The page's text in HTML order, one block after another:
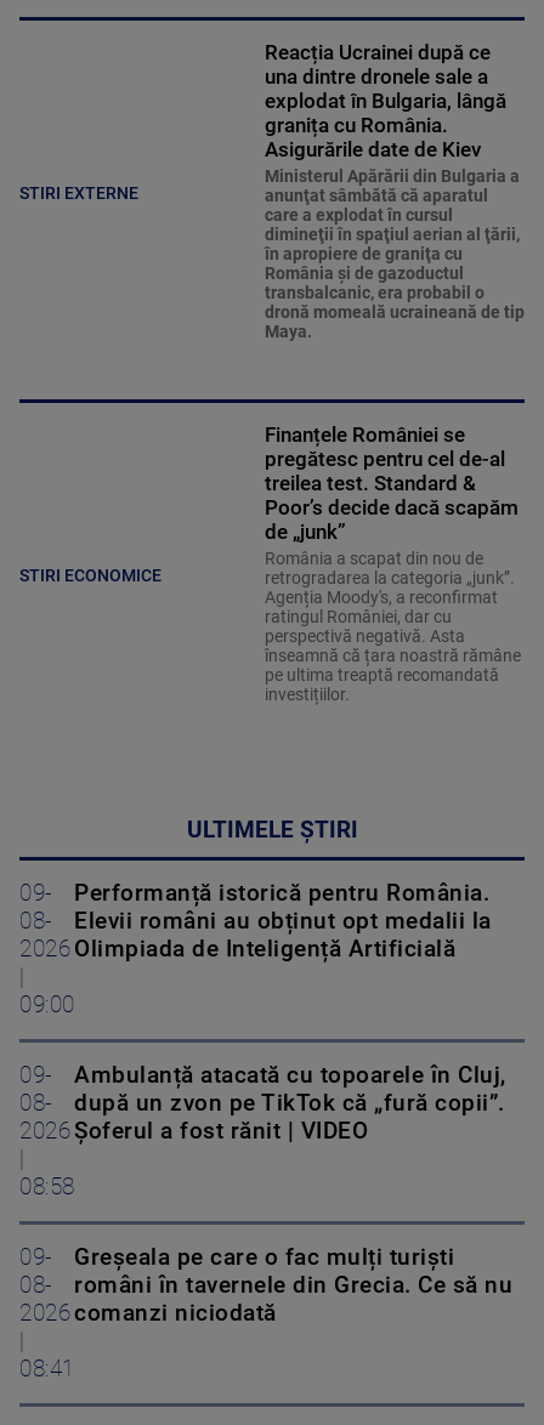
STIRI EXTERNE
Reacția Ucrainei după ce
una dintre dronele sale a
explodat în Bulgaria, lângă
granița cu România.
Asigurările date de Kiev
Ministerul Apărării din Bulgaria a
anunţat sâmbătă că aparatul
care a explodat în cursul
dimineţii în spaţiul aerian al ţării,
în apropiere de graniţa cu
România şi de gazoductul
transbalcanic, era probabil o
dronă momeală ucraineană de tip
Maya.
STIRI ECONOMICE
Finanțele României se
pregătesc pentru cel de-al
treilea test. Standard &
Poor’s decide dacă scapăm
de „junk”
România a scapat din nou de
retrogradarea la categoria „junk”.
Agenția Moody's, a reconfirmat
ratingul României, dar cu
perspectivă negativă. Asta
înseamnă că țara noastră rămâne
pe ultima treaptă recomandată
investițiilor.
ULTIMELE ȘTIRI
09-
08-
2026
09:00
Performanță istorică pentru România.
Elevii români au obținut opt medalii la
Olimpiada de Inteligență Artificială
09-
08-
2026
08:58
Ambulanță atacată cu topoarele în Cluj,
după un zvon pe TikTok că „fură copii”.
Șoferul a fost rănit | VIDEO
09-
08-
2026
08:41
Greșeala pe care o fac mulți turiști
români în tavernele din Grecia. Ce să nu
comanzi niciodată